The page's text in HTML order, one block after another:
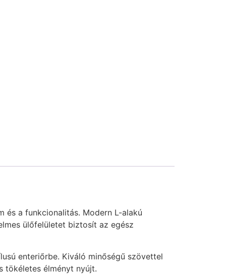
és a funkcionalitás. Modern L-alakú
ülőfelületet biztosít az egész
enteriőrbe. Kiváló minőségű szövettel
tökéletes élményt nyújt.